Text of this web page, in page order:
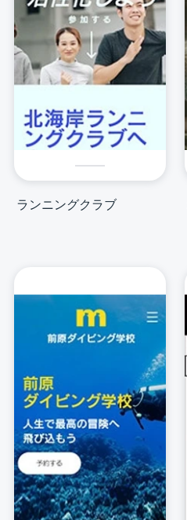
ランニングクラブ